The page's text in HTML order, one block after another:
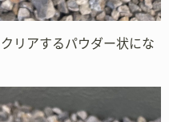
リアするパウダー状にな